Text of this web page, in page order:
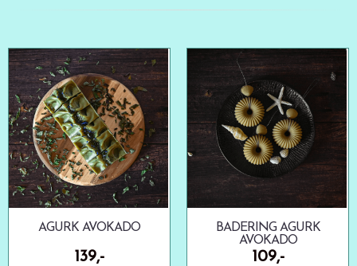
AGURK AVOKADO
139,-
BADERING AGURK
AVOKADO
109,-